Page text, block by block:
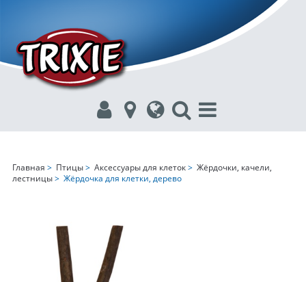
Главная > Птицы> Аксессуары для клеток> Жёрдочки, качели,
лестницы> Жёрдочка для клетки, дерево